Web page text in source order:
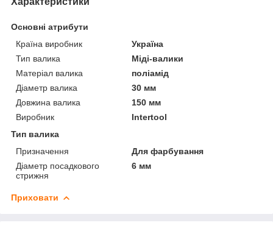
Основні атрибути
Країна виробник
Україна
Тип валика
Міді-валики
Матеріал валика
поліамід
Діаметр валика
30 мм
Довжина валика
150 мм
Виробник
Intertool
Тип валика
Призначення
Для фарбування
Діаметр посадкового
стрижня
6 мм
Приховати